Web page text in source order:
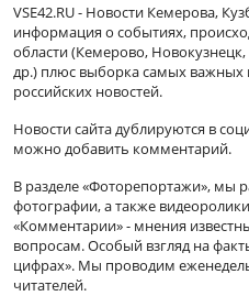
VSE42.RU - Новости Кемерова,
информация о событиях,
области (Кемерово,
др.) плюс выборка самых
российских новостей.
Новости сайта дублируются в
можно добавить комментарий.
В разделе «Фоторепортажи», мы
фотографии, а также видеоролики
«Комментарии» - мнения
вопросам. Особый взгляд на
цифрах». Мы проводим
читателей.